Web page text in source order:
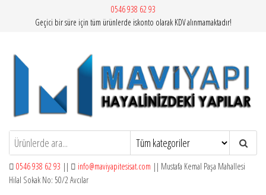
0546 938 62 93
Geçici bir süre için tüm ürünlerde iskonto olarak KDV alınmamaktadır!
Mavi Yapı | Vitra Artema
0546 938 62 93 || info@maviyapitesisat.com || Mustafa Kemal Paşa Mahallesi
Hilal Sokak No: 50/2 Avcılar